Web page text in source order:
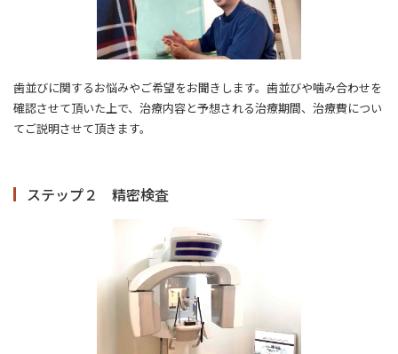
歯並びに関するお悩みやご希望をお聞きします。歯並びや噛み合わせを
確認させて頂いた上で、治療内容と予想される治療期間、治療費につい
てご説明させて頂きます。
ステップ２ 精密検査